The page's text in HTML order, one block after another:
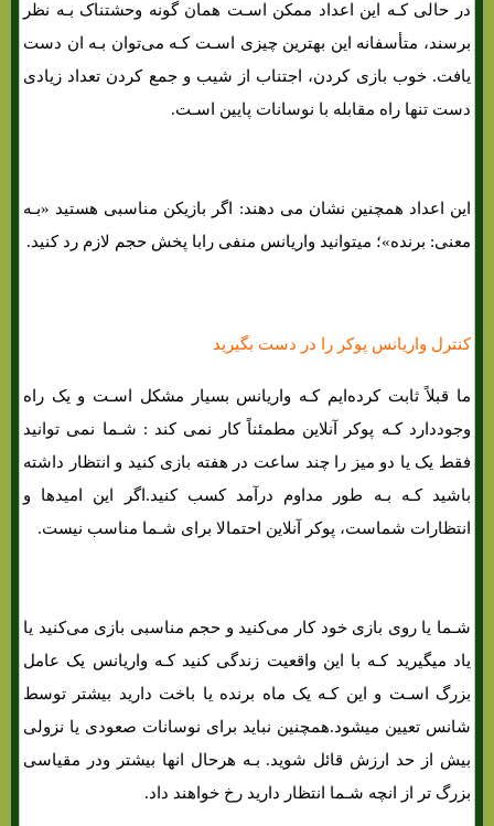
در حالی کـه این اعداد ممکن اسـت همان‌ گونه وحشتناک بـه نظر
برسند، متأسفانه این بهترین چیزی اسـت کـه می‌توان بـه ان دست
یافت. خوب بازی کردن، اجتناب از شیب و جمع کردن تعداد زیادی
دست تنها راه مقابله با نوسانات پایین اسـت.
این اعداد همچنین نشان می دهند: اگر بازیکن مناسبی هستید «بـه
معنی: برنده»؛ میتوانید واریانس منفی رابا پخش حجم لازم رد کنید.
کنترل واریانس پوکر را در دست بگیرید
ما قبلاً ثابت کرده‌ایم کـه واریانس بسیار مشکل اسـت و یک راه
وجوددارد کـه پوکر آنلاین مطمئناً کار نمی کند : شـما نمی توانید
فقط یک یا دو میز را چند ساعت در هفته بازی کنید و انتظار داشته
باشید کـه بـه طور مداوم درآمد کسب کنید.اگر این امیدها و
انتظارات شماست، پوکر آنلاین احتمالا برای شـما مناسب نیست.
شـما یا روی بازی خود کار می‌کنید و حجم مناسبی بازی می‌کنید یا
یاد میگیرید کـه با این واقعیت زندگی کنید کـه واریانس یک عامل
بزرگ اسـت و این کـه یک ماه برنده یا باخت دارید بیشتر توسط
شانس تعیین میشود.همچنین نباید برای نوسانات صعودی یا نزولی
بیش از حد ارزش قائل شوید. بـه هرحال انها بیشتر ودر مقیاسی
بزرگ تر از انچه شـما انتظار دارید رخ خواهند داد.